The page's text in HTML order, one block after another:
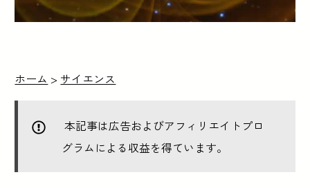
ホーム > サイエンス
本記事は広告およびアフィリエイトプロ
グラムによる収益を得ています。